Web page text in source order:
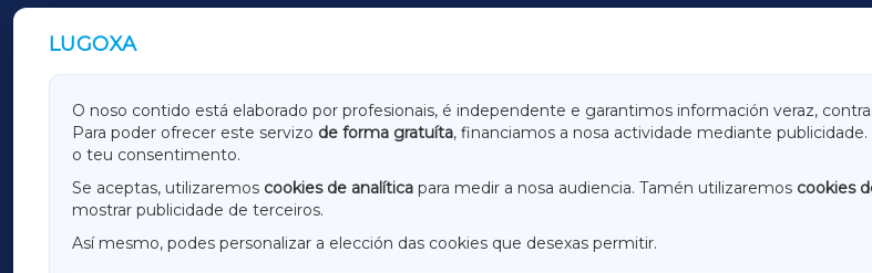
LUGOXA
O noso contido está elaborado por profesionais, é independente e garantimos información veraz,
Para poder ofrecer este servizo de forma gratuíta, financiamos a nosa actividade mediante
o teu consentimento.
Se aceptas, utilizaremos cookies de analítica para medir a nosa audiencia. Tamén utilizaremos cookies
mostrar publicidade de terceiros.
Así mesmo, podes personalizar a elección das cookies que desexas permitir.
OUTROS PERIÓDICOS
GALICIAXA LUGOXA TERRACHAXA
AMARIÑAXA
RIBEIRASACRAXA ACORUÑAXA
OURENSEXA